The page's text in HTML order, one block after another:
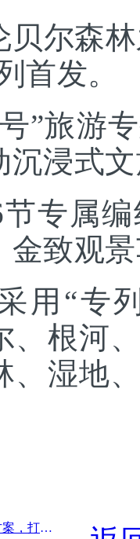
贝尔森
首发。
旅游专
沉浸式
属编
金致观
“专列
、根河
、湿地
前一篇：广东印发服务业扩能方案，打造大湾区世界级旅游目的地